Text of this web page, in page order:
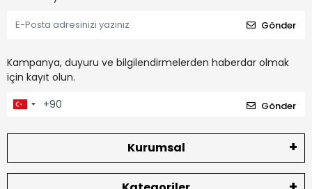
Gönder
Kampanya, duyuru ve bilgilendirmelerden haberdar olmak
için kayıt olun.
Gönder
Kurumsal